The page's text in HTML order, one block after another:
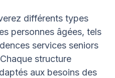
différents types
personnes âgées, tels
services seniors
structure
aux besoins des